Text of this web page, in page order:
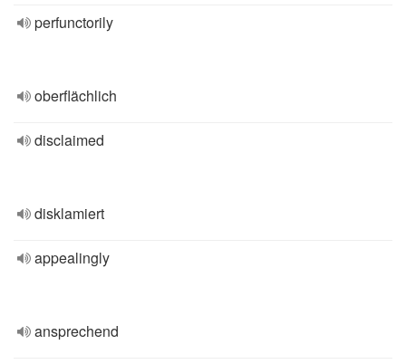
perfunctorily
oberflächlich
disclaimed
disklamiert
appealingly
ansprechend